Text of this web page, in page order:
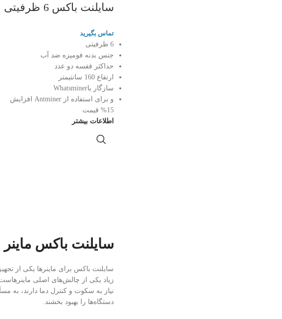
سایلنت باکس 6 ظرفیتی
تماس بگیرید
6 ظرفیتی
جنس بدنه فومیزه ضد آب
حداکثر قفسه دو عدد
ارتفاع 160 سانتیمتر
سازگار باWhatsminer
و برای استفاده از Antminer افزایش
15% قیمت
اطلاعات بیشتر
سایلنت باکس ماینر
سایلنت باکس برای ماینرها یکی از
زیاد یکی از چالش‌های اصلی
نیاز به سکوت و کنترل دما دارند، به
دستگاه‌ها را بهبود بخشند.